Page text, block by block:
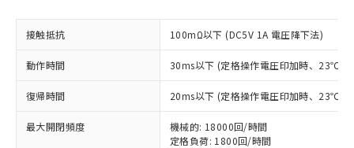
接触抵抗 100mΩ以下 (DC5V 1A 電圧降下法)
動作時間 30ms以下 (定格操作電圧印加時、23℃、
復帰時間 20ms以下 (定格操作電圧印加時、23℃、
最大開閉頻度
機械的: 18000回/時間
定格負荷: 1800回/時間
以下の条件をお読みいただき、同意のうえ
本サービスは、当社制御機器事業取扱
商品の当社在庫状況および標準価格
(税抜)を提供させていただくもので
対応予定なし：EU RoHS指令（10物質）の
非含有に非対応の商品で、対応品を出す予
定はありません。
調査・確認中：EU RoHS指令（10物質）の
非含有の対応状況を調査中または確認中の
非該当品：ライセンス料など無形物で、有
害物質有無と関係のない商品です。
※1 中国RoHS○×表
「○」：最大均質材料含有率が中国RoHSの
基準値以下であることを示します。